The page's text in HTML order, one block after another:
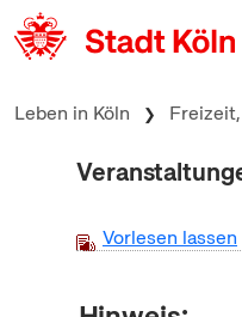
zum Inhalt springen
Leben in Köln
Vorlesen lassen